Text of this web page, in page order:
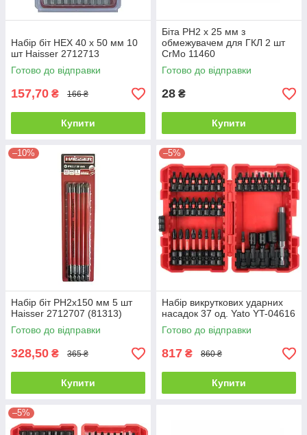
Набір біт HEX 40 х 50 мм 10
шт Haisser 2712713
Готово до відправки
157,70 ₴ 166 ₴
Купити
Біта PH2 x 25 мм з
обмежувачем для ГКЛ 2 шт
CrMo 11460
Готово до відправки
28 ₴
Купити
–10%
Набір біт PH2х150 мм 5 шт
Haisser 2712707 (81313)
Готово до відправки
328,50 ₴ 365 ₴
Купити
–5%
Набір викруткових ударних
насадок 37 од. Yato YT-04616
Готово до відправки
817 ₴ 860 ₴
Купити
–5%